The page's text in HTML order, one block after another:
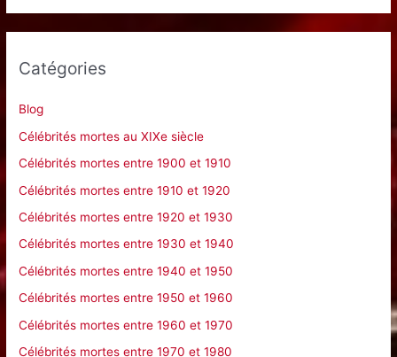
h
r
:
Catégories
Blog
Célébrités mortes au XIXe siècle
Célébrités mortes entre 1900 et 1910
Célébrités mortes entre 1910 et 1920
Célébrités mortes entre 1920 et 1930
Célébrités mortes entre 1930 et 1940
Célébrités mortes entre 1940 et 1950
Célébrités mortes entre 1950 et 1960
Célébrités mortes entre 1960 et 1970
Célébrités mortes entre 1970 et 1980